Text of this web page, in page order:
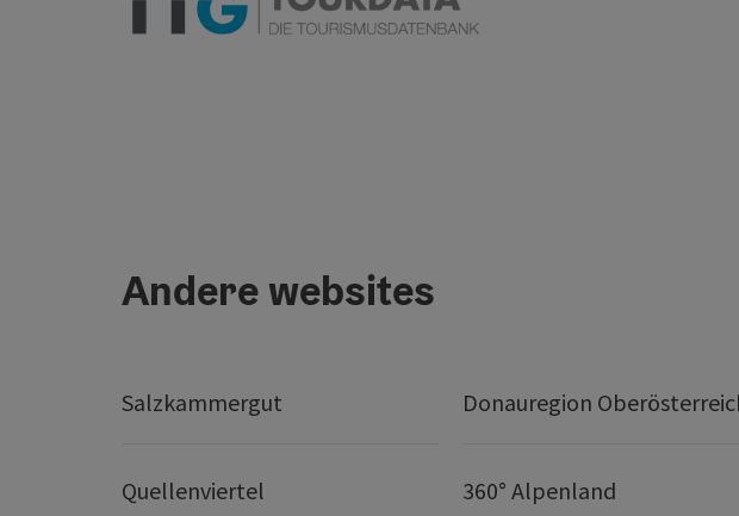
Andere websites
Salzkammergut Donauregion
Quellenviertel 360° Alpenland